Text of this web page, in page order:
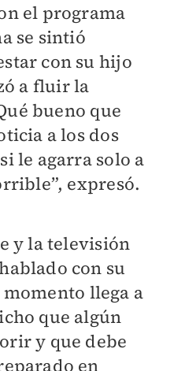
el programa
se sintió
con su hijo
a fluir la
bueno que
a los dos
le agarra solo a
expresó.
y la televisión
con su
llega a
que algún
y que debe
en